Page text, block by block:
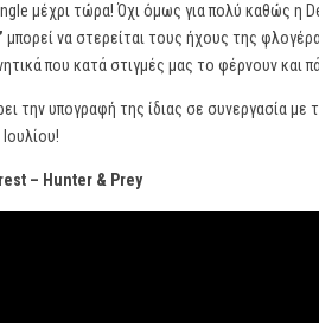
μέχρι τώρα! Όχι όμως για πολύ καθώς η
μπορεί να στερείται τους ήχους της
που κατά στιγμές μας το φέρνουν και
την υπογραφή της ίδιας σε συνεργασία με
– Hunter & Prey